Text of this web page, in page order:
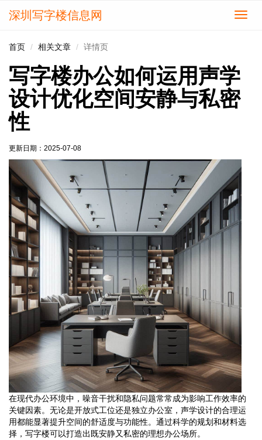
切
深圳写字楼信息网
首页 相关文章 详情页
写字楼办公如何运用声学
设计优化空间安静与私密
性
更新日期： 2025-07-08
在现代办公环境中，噪音干扰和隐私问题常常成为影响工作效率的
关键因素。无论是开放式工位还是独立办公室，声学设计的合理运
用都能显著提升空间的舒适度与功能性。通过科学的规划和材料选
择，写字楼可以打造出既安静又私密的理想办公场所。